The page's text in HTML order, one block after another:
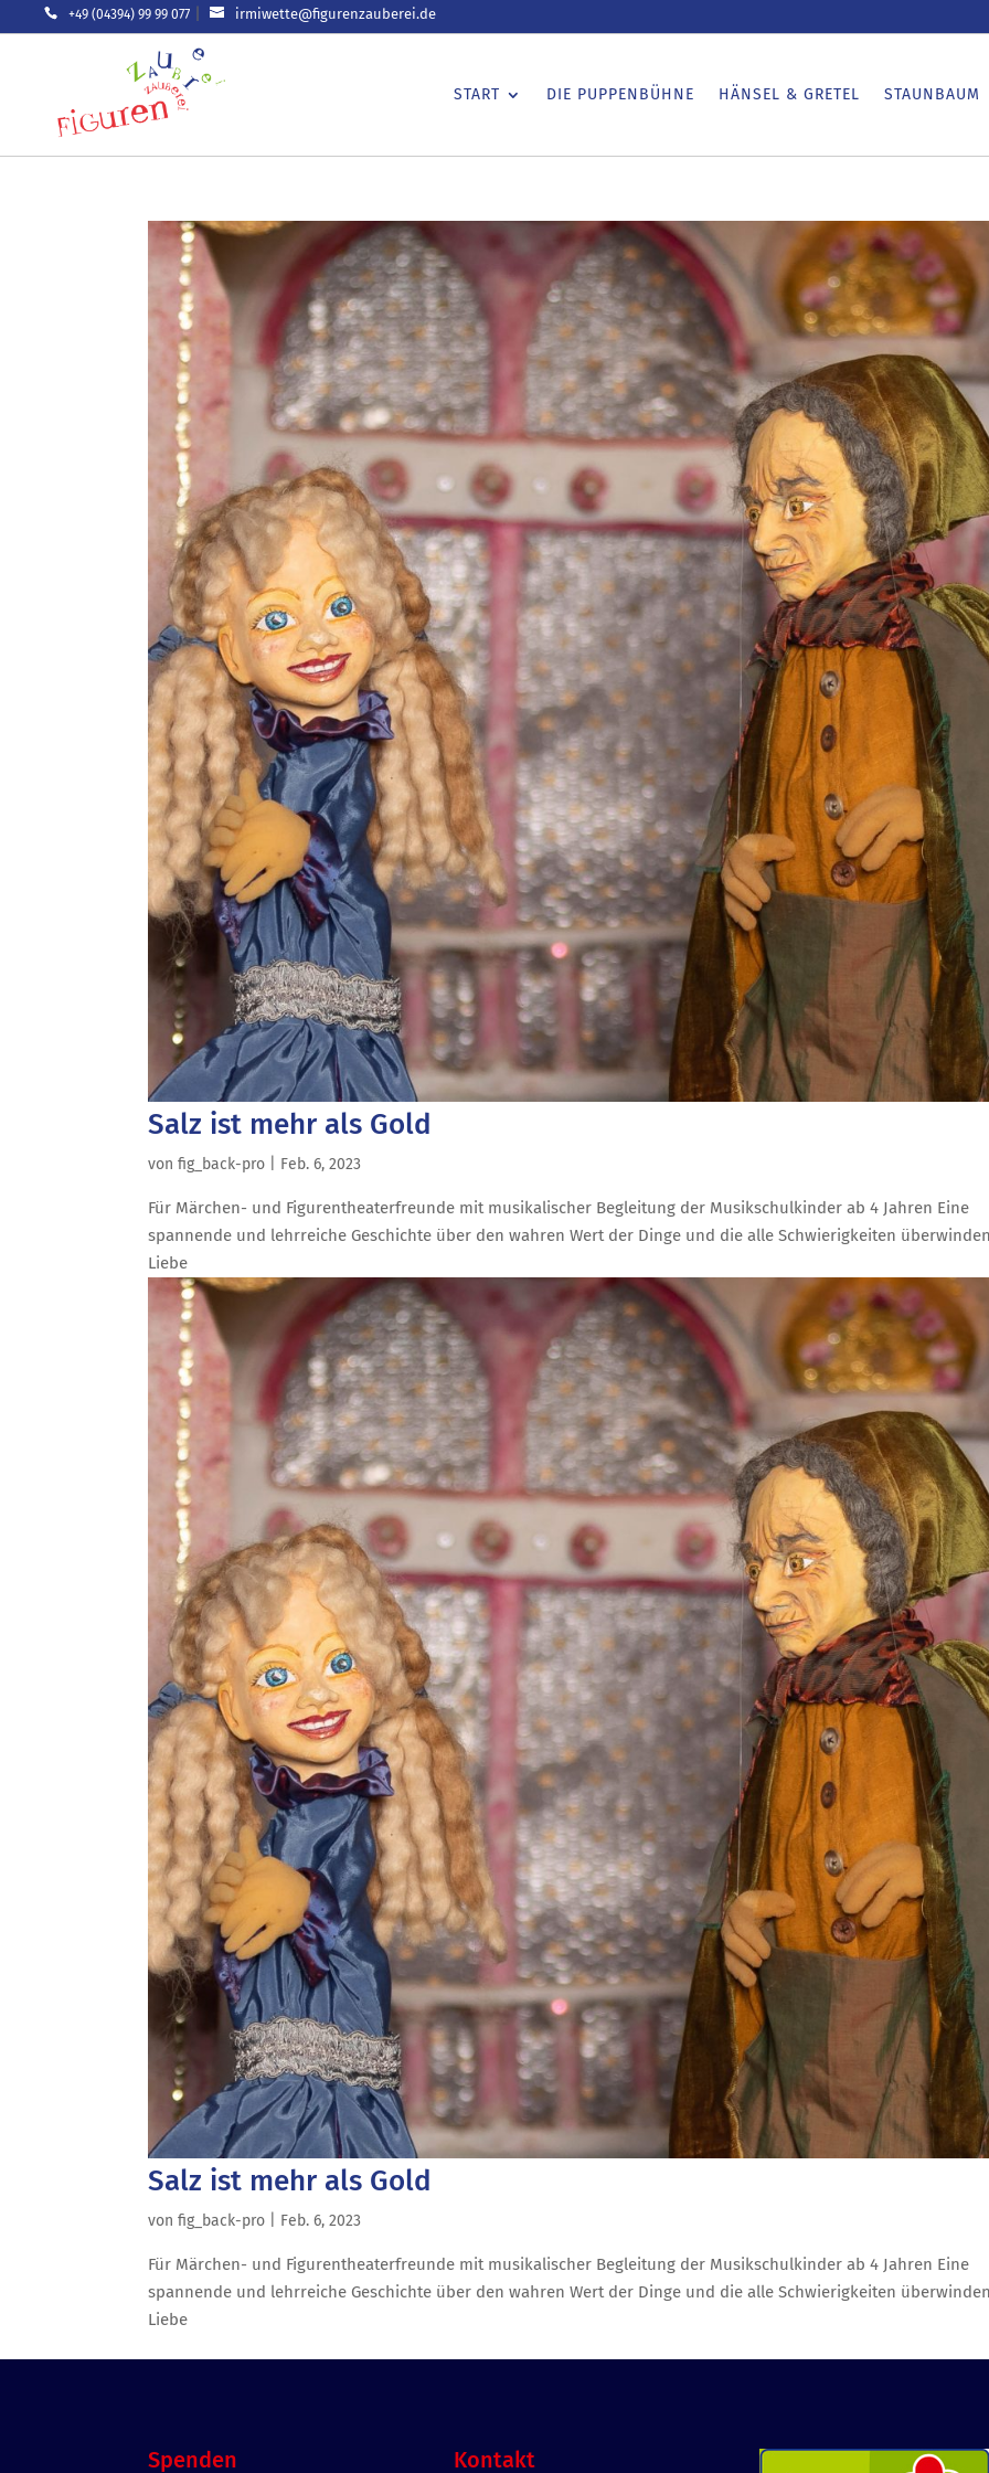
+49 (04394) 99 99 077 irmiwette@figurenzauberei.de
START DIE PUPPENBÜHNE HÄNSEL & GRETEL STAUNBAUM
Salz ist mehr als Gold
vonfig_back-pro Feb. 6, 2023
Für Märchen- und Figurentheaterfreunde mit musikalischer Begleitung der Musikschulkinder ab 4 Jahren Eine
spannende und lehrreiche Geschichte über den wahren Wert der Dinge und die alle Schwierigkeiten
Liebe
Salz ist mehr als Gold
vonfig_back-pro Feb. 6, 2023
Für Märchen- und Figurentheaterfreunde mit musikalischer Begleitung der Musikschulkinder ab 4 Jahren Eine
spannende und lehrreiche Geschichte über den wahren Wert der Dinge und die alle Schwierigkeiten
Liebe
Spenden Kontakt